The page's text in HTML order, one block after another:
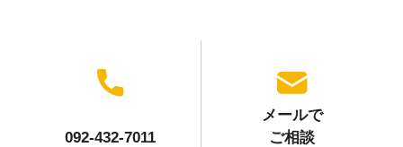
092-432-7011
メールで
ご相談